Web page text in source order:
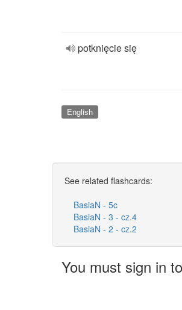
potknięcie się
English
See related flashcards:
BasiaN - 5c
BasiaN - 3 - cz.4
BasiaN - 2 - cz.2
You must sign in